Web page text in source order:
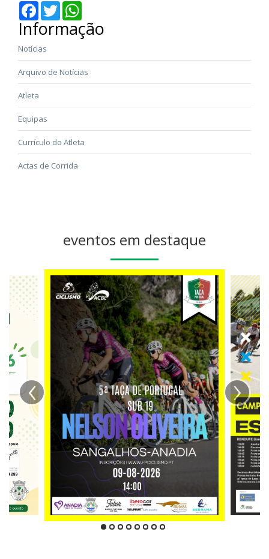
Facebook
Twitter
Informação
Notícias
Arquivo de Notícias
Atleta
Equipas
Currículo do Atleta
Actas de Corrida
eventos em destaque
‹ ›